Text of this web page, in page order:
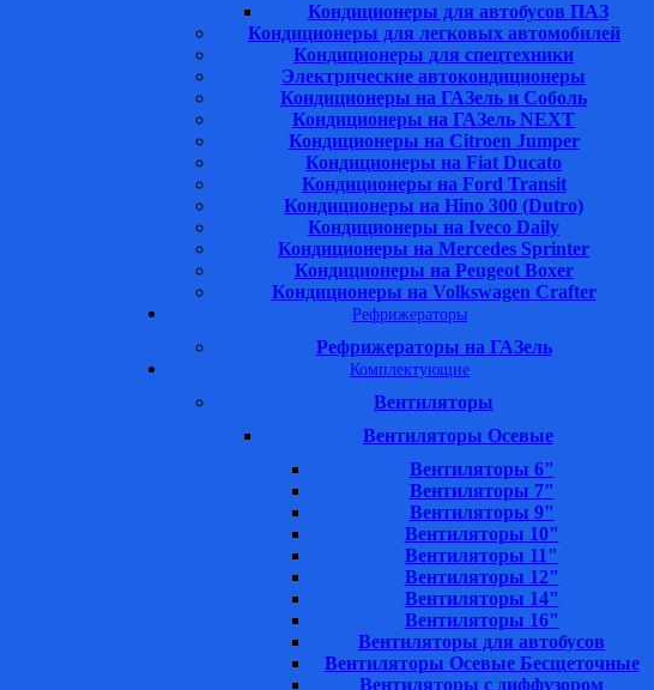
Кондиционеры для автобусов ПАЗ
Кондиционеры для легковых автомобилей
Кондиционеры для спецтехники
Электрические автокондиционеры
Кондиционеры на ГАЗель и Соболь
Кондиционеры на ГАЗель NEXT
Кондиционеры на Citroen Jumper
Кондиционеры на Fiat Ducato
Кондиционеры на Ford Transit
Кондиционеры на Hino 300 (Dutro)
Кондиционеры на Iveco Daily
Кондиционеры на Mercedes Sprinter
Кондиционеры на Peugeot Boxer
Кондиционеры на Volkswagen Crafter
Рефрижераторы
Рефрижераторы на ГАЗель
Комплектующие
Вентиляторы
Вентиляторы Осевые
Вентиляторы 6"
Вентиляторы 7"
Вентиляторы 9"
Вентиляторы 10"
Вентиляторы 11"
Вентиляторы 12"
Вентиляторы 14"
Вентиляторы 16"
Вентиляторы для автобусов
Вентиляторы Осевые Бесщеточные
Вентиляторы с диффузором